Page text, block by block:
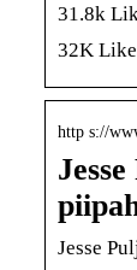
31.8k
32K
http s://
Jesse